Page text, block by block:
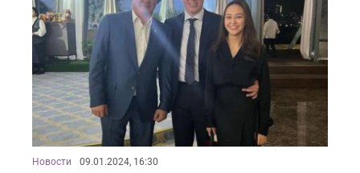
Новости 09.01.2024, 16:30